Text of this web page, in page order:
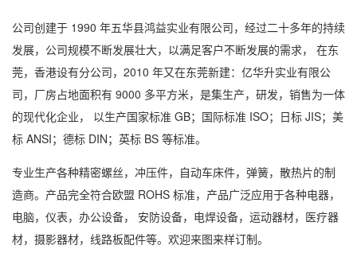
公司创建于 1990 年五华县鸿益实业有限公司，经过二十多年的持续
发展，公司规模不断发展壮大，以满足客户不断发展的需求， 在东
莞，香港设有分公司，2010 年又在东莞新建：亿华升实业有限公
司，厂房占地面积有 9000 多平方米，是集生产，研发，销售为一体
的现代化企业， 以生产国家标准 GB；国际标准 ISO；日标 JIS；美
标 ANSI；德标 DIN；英标 BS 等标准。
专业生产各种精密螺丝，冲压件，自动车床件，弹簧，散热片的制
造商。产品完全符合欧盟 ROHS 标准，产品广泛应用于各种电器，
电脑，仪表，办公设备， 安防设备，电焊设备，运动器材，医疗器
材，摄影器材，线路板配件等。欢迎来图来样订制。